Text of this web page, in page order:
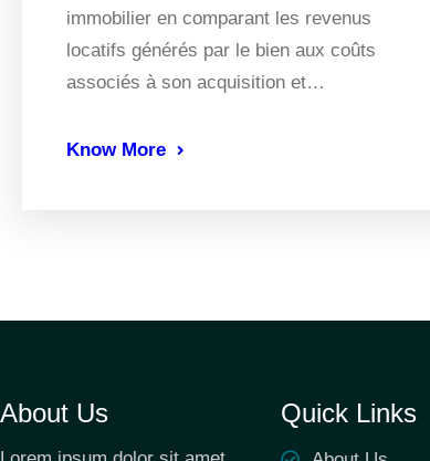
immobilier en comparant les revenus
locatifs générés par le bien aux coûts
associés à son acquisition et…
Know More
About Us Quick Links